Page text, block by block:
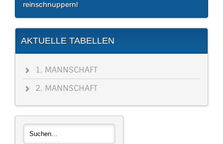
reinschnuppern!
AKTUELLE TABELLEN
1. MANNSCHAFT
2. MANNSCHAFT